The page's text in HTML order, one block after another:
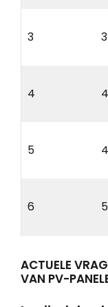
3
4
5
6
ACTUELE
VAN PV-